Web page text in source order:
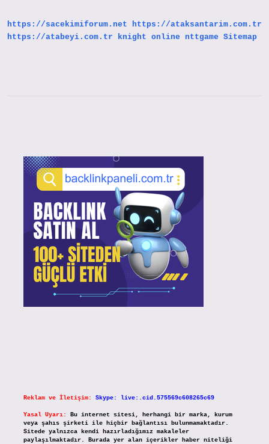
Olur
https://sacekimiforum.net
https://ataksantarim.com.tr
https://atabeyi.com.tr
knight online nttgame Sitemap
Reklam ve İletişim: Skype: live:.cid.575569c608265c69
Yasal Uyarı:
Bu internet sitesi, herhangi bir marka, kurum
veya şahıs şirketi ile hiçbir bağlantısı bulunmamaktadır.
Sitede yalnızca kendi hazırladığımız makaleler
paylaşılmaktadır. Burada yer alan içerikler haber niteliği